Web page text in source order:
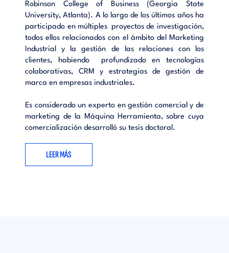
Robinson College of Business (Georgia State
University, Atlanta). A lo largo de los últimos años ha
participado en múltiples proyectos de investigación,
todos ellos relacionados con el ámbito del Marketing
Industrial y la gestión de las relaciones con los
clientes, habiendo profundizado en tecnologías
colaborativas, CRM y estrategias de gestión de
marca en empresas industriales.
Es considerado un experto en gestión comercial y de
marketing de la Máquina Herramienta, sobre cuya
comercialización desarrolló su tesis doctoral.
LEER MÁS